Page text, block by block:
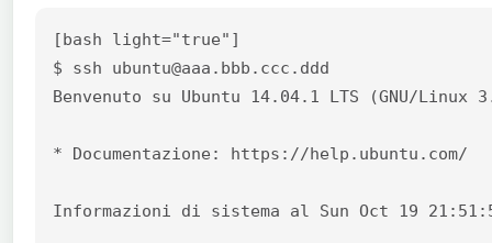
[bash light="true"]
$ ssh ubuntu@aaa.bbb.ccc.ddd
Benvenuto su Ubuntu 14.04.1 LTS (GNU/Linux
* Documentazione: https://help.ubuntu.com/
Informazioni di sistema al Sun Oct 19